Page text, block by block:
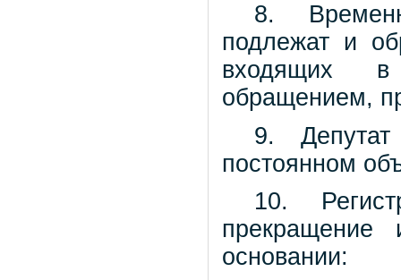
8.
подлежат и
входящих в
обращением,
9.
постоянном
10.
прекращение
основании: